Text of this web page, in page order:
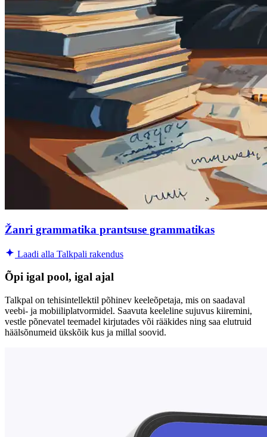
Žanri grammatika prantsuse grammatikas
Laadi alla Talkpali rakendus
Õpi igal pool, igal ajal
Talkpal on tehisintellektil põhinev keeleõpetaja, mis on saadaval
veebi- ja mobiiliplatvormidel. Saavuta keeleline sujuvus kiiremini,
vestle põnevatel teemadel kirjutades või rääkides ning saa elutruid
häälsõnumeid ükskõik kus ja millal soovid.